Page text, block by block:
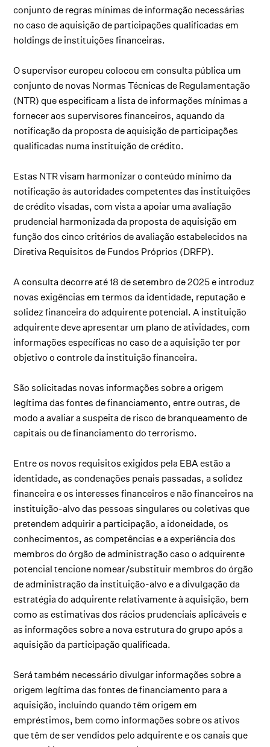
conjunto de regras mínimas de informação necessárias
no caso de aquisição de participações qualificadas em
holdings de instituições financeiras.
O supervisor europeu colocou em consulta pública um
conjunto de novas Normas Técnicas de Regulamentação
(NTR) que especificam a lista de informações mínimas a
fornecer aos supervisores financeiros, aquando da
notificação da proposta de aquisição de participações
qualificadas numa instituição de crédito.
Estas NTR visam harmonizar o conteúdo mínimo da
notificação às autoridades competentes das instituições
de crédito visadas, com vista a apoiar uma avaliação
prudencial harmonizada da proposta de aquisição em
função dos cinco critérios de avaliação estabelecidos na
Diretiva Requisitos de Fundos Próprios (DRFP).
A consulta decorre até 18 de setembro de 2025 e introduz
novas exigências em termos da identidade, reputação e
solidez financeira do adquirente potencial. A instituição
adquirente deve apresentar um plano de atividades, com
informações específicas no caso de a aquisição ter por
objetivo o controle da instituição financeira.
São solicitadas novas informações sobre a origem
legítima das fontes de financiamento, entre outras, de
modo a avaliar a suspeita de risco de branqueamento de
capitais ou de financiamento do terrorismo.
Entre os novos requisitos exigidos pela EBA estão a
identidade, as condenações penais passadas, a solidez
financeira e os interesses financeiros e não financeiros na
instituição-alvo das pessoas singulares ou coletivas que
pretendem adquirir a participação, a idoneidade, os
conhecimentos, as competências e a experiência dos
membros do órgão de administração caso o adquirente
potencial tencione nomear/substituir membros do órgão
de administração da instituição-alvo e a divulgação da
estratégia do adquirente relativamente à aquisição, bem
como as estimativas dos rácios prudenciais aplicáveis e
as informações sobre a nova estrutura do grupo após a
aquisição da participação qualificada.
Será também necessário divulgar informações sobre a
origem legítima das fontes de financiamento para a
aquisição, incluindo quando têm origem em
empréstimos, bem como informações sobre os ativos
que têm de ser vendidos pelo adquirente e os canais que